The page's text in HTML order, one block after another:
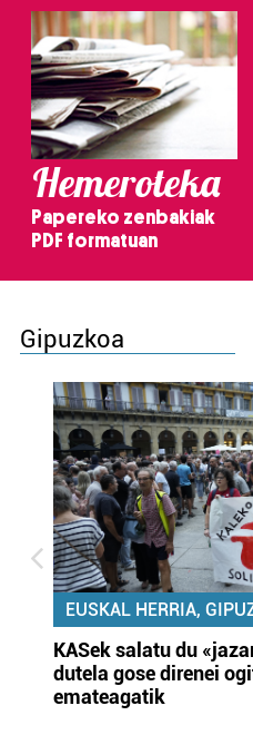
Hemeroteka
Papereko zenbakiak
PDF formatuan
Gipuzkoa
EUSKAL HERRIA,
KASek salatu du
dutela gose direnei
emateagatik